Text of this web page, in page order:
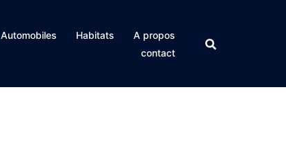
Automobiles Habitats
A propos
contact